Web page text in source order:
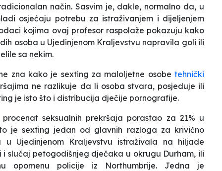
način. Sasvim je, dakle, normalno da, u
osjećaju potrebu za istraživanjem i dijeljenjem
kojima ovaj profesor raspolaže pokazuju kako
osoba u Ujedinjenom Kraljevstvu napravila goli ili
sa nekim.
zna kako je sexting za maloljetne osobe tehnički
ne razlikuje da li osoba stvara, posjeduje ili
je isto što i distribucija dječije pornografije.
seksualnih prekršaja porastao za 21% u
je sexting jedan od glavnih razloga za krivično
Ujedinjenom Kraljevstvu istraživala na hiljade
slučaj petogodišnjeg dječaka u okrugu Durham, ili
opomenu policije iz Northumbrije. Jedna je